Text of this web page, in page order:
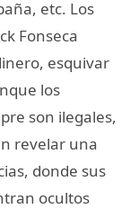
etc. Los
Fonseca
esquivar
los
son ilegales,
revelar una
donde sus
ocultos